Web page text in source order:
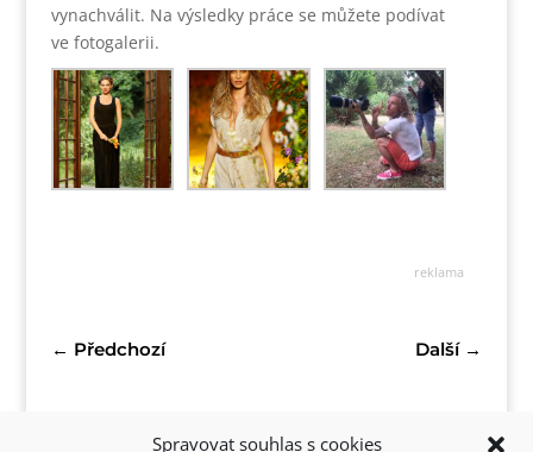
Spravovat souhlas s cookies
vynachválit. Na výsledky práce se můžete podívat
ve fotogalerii.
reklama
← Předchozí Další→